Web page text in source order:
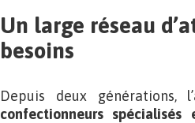
Un large réseau
besoins
Depuis deux générations,
confectionneurs spécialisés